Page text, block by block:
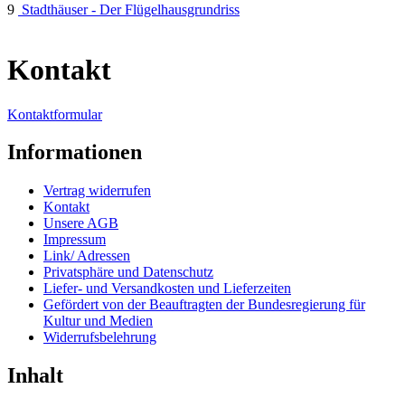
9 Stadthäuser - Der Flügelhausgrundriss
Kontakt
Kontaktformular
Informationen
Vertrag widerrufen
Kontakt
Unsere AGB
Impressum
Link/ Adressen
Privatsphäre und Datenschutz
Liefer- und Versandkosten und Lieferzeiten
Gefördert von der Beauftragten der Bundesregierung für
Kultur und Medien
Widerrufsbelehrung
Inhalt